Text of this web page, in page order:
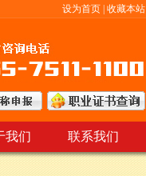
设为首页 收藏本站
我们 联系我们